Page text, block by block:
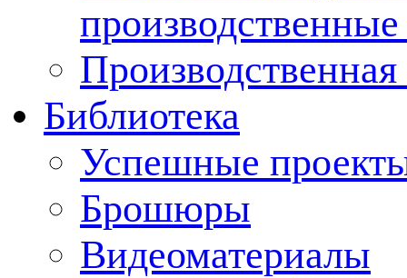
Производственная
Библиотека
Успешные
Брошюры
Видеоматериалы